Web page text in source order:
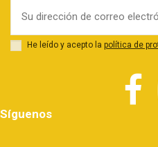
He leído y acepto la política de
Síguenos